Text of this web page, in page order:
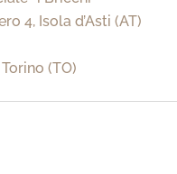
4, Isola d’Asti (AT)
(TO)